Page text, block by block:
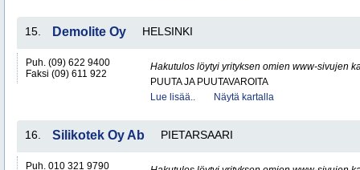
15. Demolite Oy HELSINKI
Puh. (09) 622 9400
Faksi (09) 611 922
Hakutulos löytyi yrityksen omien www-sivujen
PUUTA JA PUUTAVAROITA
Lue lisää..
Näytä kartalla
16. Silikotek Oy Ab PIETARSAARI
Puh. 010 321 9790